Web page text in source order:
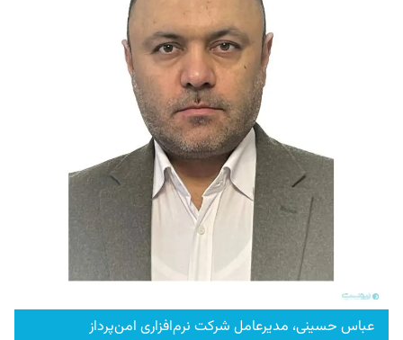
عباس حسینی، مدیرعامل شرکت نرم‌افزاری امن‌پرداز